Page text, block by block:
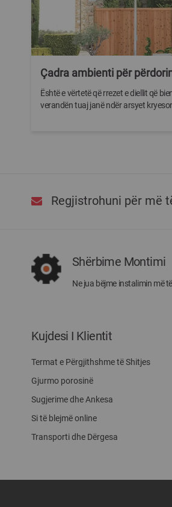
Çadra ambienti për
Është e vërtetë që rrezet e diellit që
verandën tuaj janë ndër arsyet
Regjistrohuni për më
Shërbime Montimi
Ne jua bëjme instalimin më
Kujdesi I Klientit
Termat e Përgjithshme të Shitjes
Gjurmo porosinë
Sugjerime dhe Ankesa
Si të blejmë online
Transporti dhe Dërgesa